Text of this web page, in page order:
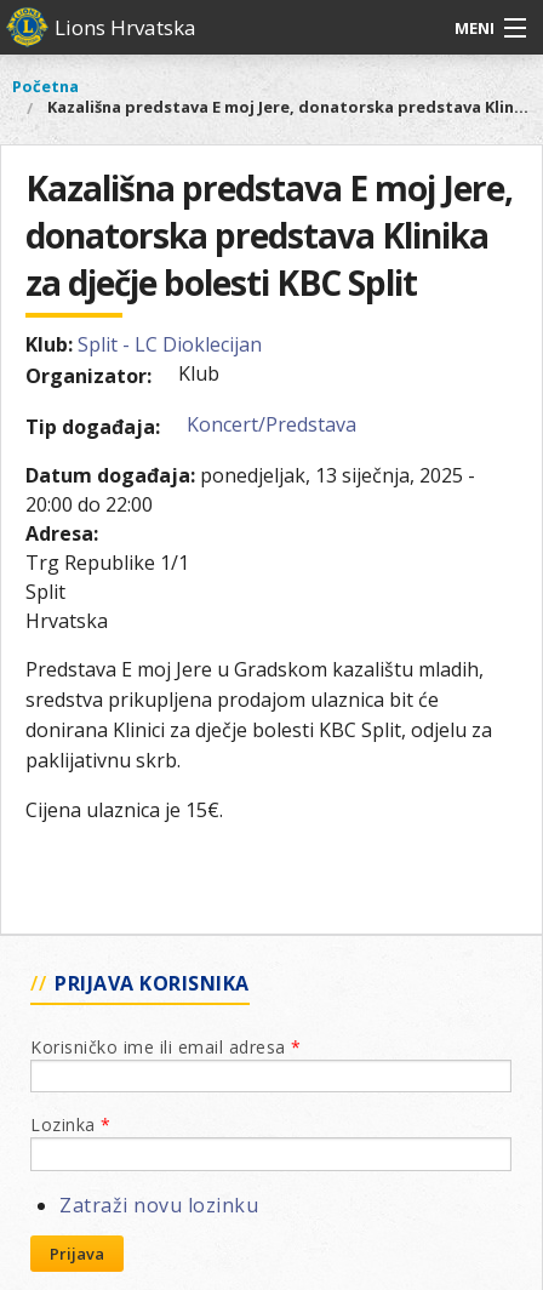
Skoči
na
sadržaj
Lions Hrvatska MENI
O nama
Lions Distrikt 126
Naši projekti
Aktivnosti
Glavni
izbornik
O
nama
Lions
Distrikt
126
Naši
Aktivnosti
Vi
ste
ovdje
Početna
Kazališna predstava E moj Jere, donatorska predstava Klinika za dječje bolesti KBC Split
Kazališna predstava E moj Jere,
donatorska predstava Klinika
za dječje bolesti KBC Split
Klub:Split - LC Dioklecijan
Organizator:
Klub
Tip događaja:
Koncert/Predstava
Datum događaja: ponedjeljak, 13 siječnja, 2025 -
20:00 do 22:00
Adresa:
Trg Republike 1/1
Split
Hrvatska
Predstava E moj Jere u Gradskom kazalištu mladih,
sredstva prikupljena prodajom ulaznica bit će
donirana Klinici za dječje bolesti KBC Split, odjelu za
paklijativnu skrb.
Cijena ulaznica je 15€.
PRIJAVA KORISNIKA
Korisničko ime ili email adresa *
Lozinka *
Zatraži novu lozinku
Prijava